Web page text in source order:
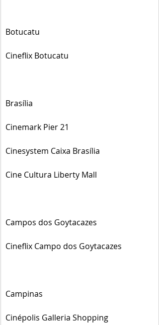
Botucatu
Cineflix Botucatu
Brasília
Cinemark Pier 21
Cinesystem Caixa Brasília
Cine Cultura Liberty Mall
Campos dos Goytacazes
Cineflix Campo dos Goytacazes
Campinas
Cinépolis Galleria Shopping